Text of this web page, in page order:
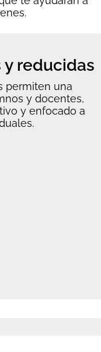
.
y reducidas
permiten una
y docentes,
y enfocado a